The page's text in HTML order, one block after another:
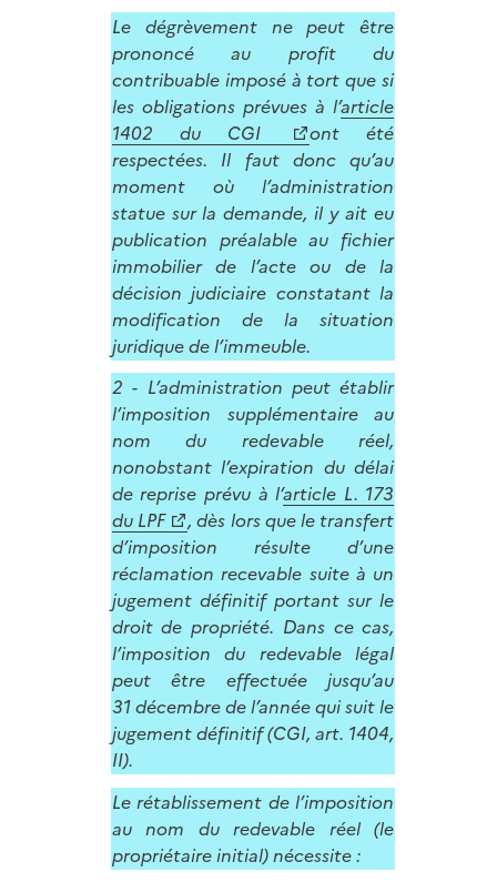
Le dégrèvement ne peut être
prononcé au profit du
contribuable imposé à tort que si
les obligations prévues à l’article
1402 du CGI
ont été
respectées. Il faut donc qu’au
moment où l’administration
statue sur la demande, il y ait eu
publication préalable au fichier
immobilier de l’acte ou de la
décision judiciaire constatant la
modification de la situation
juridique de l’immeuble.
2 - L’administration peut établir
l’imposition supplémentaire au
nom du redevable réel,
nonobstant l’expiration du délai
de reprise prévu à l’article L. 173
du LPF
, dès lors que le transfert
d’imposition résulte d’une
réclamation recevable suite à un
jugement définitif portant sur le
droit de propriété. Dans ce cas,
l’imposition du redevable légal
peut être effectuée jusqu’au
31 décembre de l’année qui suit le
jugement définitif (CGI, art. 1404,
II).
Le rétablissement de l’imposition
au nom du redevable réel (le
propriétaire initial) nécessite :